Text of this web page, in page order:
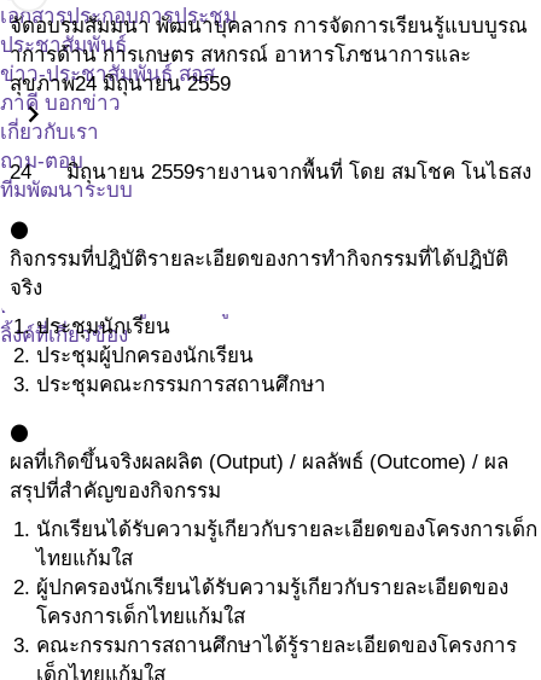
เอกสารประกอบการประชุม
ประชาสัมพันธ์
ข่าว-ประชาสัมพันธ์ สอส
ภาคี บอกข่าว
เกี่ยวกับเรา
ถาม-ตอบ
ทีมพัฒนาระบบ
คณะกรรมการกำกับทิศ
คณะทำงาน
ติดค่อ ศูนย์ประสานงานเด็กไทยแก้มใส
ติดต่อ โรงเรียนศูนย์เรียนรู้ฯ
ลิ้งค์ที่เกี่ยวข้อง
จัดอบรมสัมมนา พัฒนาบุคลากร การจัดการเรียนรู้แบบบูรณ
าการด้าน การเกษตร สหกรณ์ อาหารโภชนาการและ
สุขภาพ24 มิถุนายน 2559
chevron_right
24 มิถุนายน 2559รายงานจากพื้นที่ โดย สมโชค โนไธสง
circle
กิจกรรมที่ปฎิบัติรายละเอียดของการทำกิจกรรมที่ได้ปฎิบัติ
จริง
ประชุมนักเรียน
ประชุมผู้ปกครองนักเรียน
ประชุมคณะกรรมการสถานศึกษา
circle
ผลที่เกิดขึ้นจริงผลผลิต (Output) / ผลลัพธ์ (Outcome) / ผล
สรุปที่สำคัญของกิจกรรม
นักเรียนได้รับความรู้เกียวกับรายละเอียดของโครงการเด็ก
ไทยแก้มใส
ผู้ปกครองนักเรียนได้รับความรู้เกียวกับรายละเอียดของ
โครงการเด็กไทยแก้มใส
คณะกรรมการสถานศึกษาได้รู้รายละเอียดของโครงการ
เด็กไทยแก้มใส